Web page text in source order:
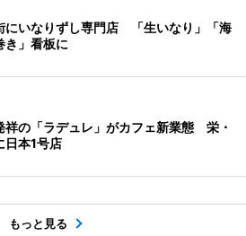
にいなりずし専門店 「生いなり」「海
き」看板に
祥の「ラデュレ」がカフェ新業態 栄・
日本1号店
もっと見る